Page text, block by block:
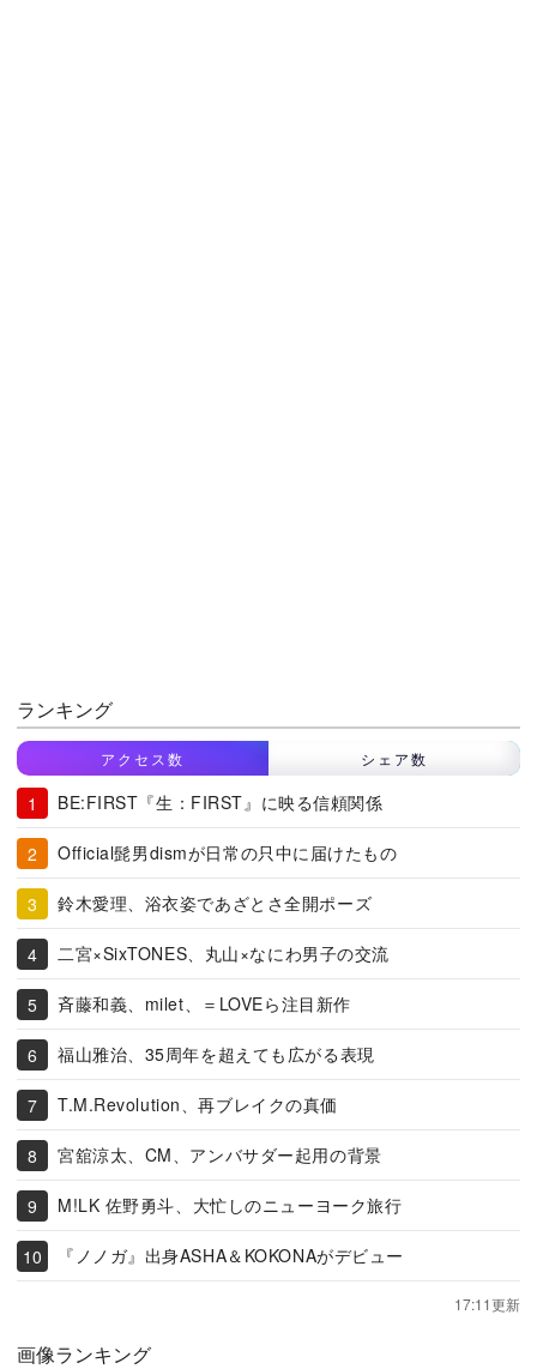
ランキング
アクセス数 シェア数
BE:FIRST『生：FIRST』に映る信頼関係
Official髭男dismが日常の只中に届けたもの
鈴木愛理、浴衣姿であざとさ全開ポーズ
二宮×SixTONES、丸山×なにわ男子の交流
斉藤和義、milet、＝LOVEら注目新作
福山雅治、35周年を超えても広がる表現
T.M.Revolution、再ブレイクの真価
宮舘涼太、CM、アンバサダー起用の背景
M!LK 佐野勇斗、大忙しのニューヨーク旅行
『ノノガ』出身ASHA＆KOKONAがデビュー
17:11更新
画像ランキング